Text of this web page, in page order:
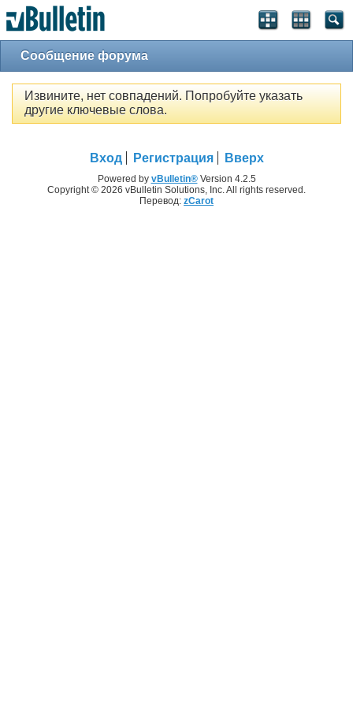
Сообщение форума
Извините, нет совпадений. Попробуйте указать
другие ключевые слова.
Вход Регистрация Вверх
Powered by vBulletin®Version 4.2.5
Copyright © 2026 vBulletin Solutions, Inc. All rights reserved.
Перевод: zCarot